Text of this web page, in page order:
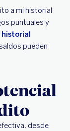
a mi historial
puntuales y
historial
pueden
desde